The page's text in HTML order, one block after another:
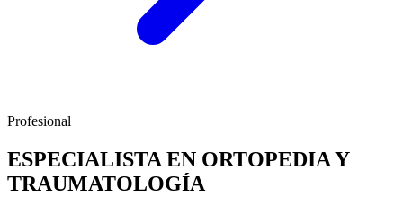
Profesional
ESPECIALISTA EN ORTOPEDIA Y
TRAUMATOLOGÍA